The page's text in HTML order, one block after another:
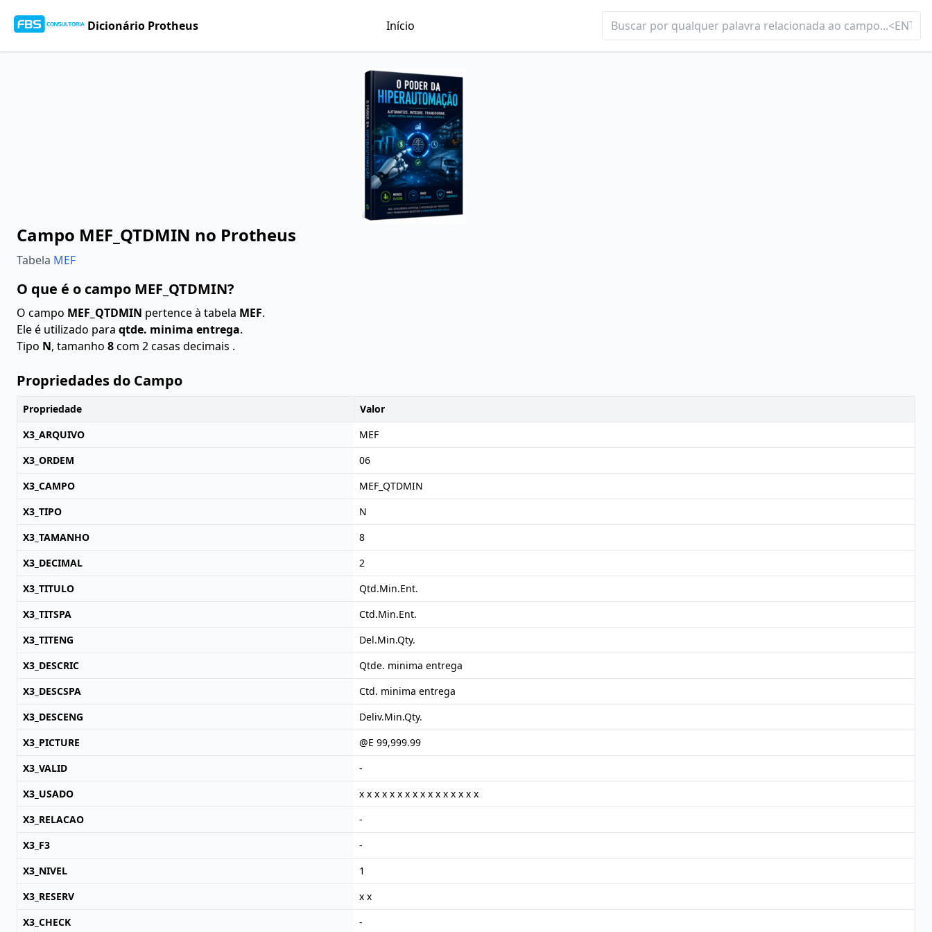
Dicionário Protheus Início
Campo MEF_QTDMIN no Protheus
Tabela MEF
O que é o campo MEF_QTDMIN?
O campo MEF_QTDMIN pertence à tabela MEF.
Ele é utilizado para qtde. minima entrega.
Tipo N, tamanho 8com 2 casas decimais .
Propriedades do Campo
Propriedade
Valor
X3_ARQUIVO
MEF
X3_ORDEM
06
X3_CAMPO
MEF_QTDMIN
X3_TIPO
N
X3_TAMANHO
8
X3_DECIMAL
2
X3_TITULO
Qtd.Min.Ent.
X3_TITSPA
Ctd.Min.Ent.
X3_TITENG
Del.Min.Qty.
X3_DESCRIC
Qtde. minima entrega
X3_DESCSPA
Ctd. minima entrega
X3_DESCENG
Deliv.Min.Qty.
X3_PICTURE
@E 99,999.99
X3_VALID
-
X3_USADO
x x x x x x x x x x x x x x x x
X3_RELACAO
-
X3_F3
-
X3_NIVEL
1
X3_RESERV
x x
X3_CHECK
-